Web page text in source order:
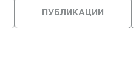
ПУБЛИКАЦИИ